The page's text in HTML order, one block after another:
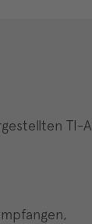
TI-